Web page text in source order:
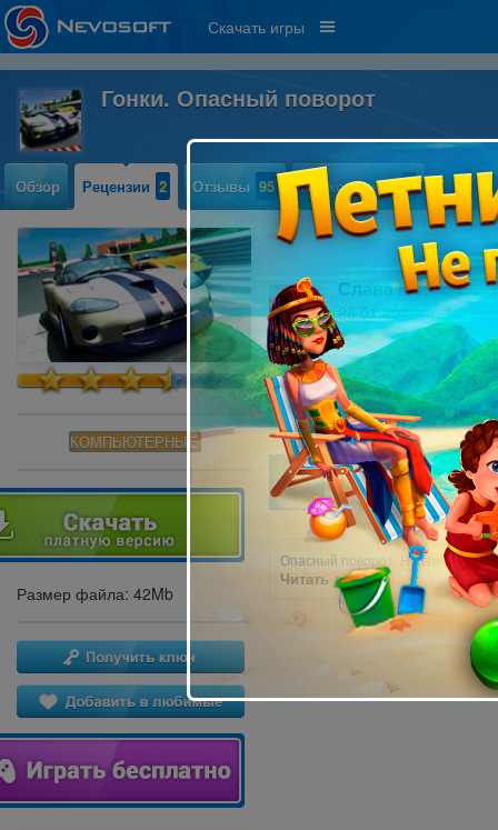
Скачать игры
Гонки. Опасный поворот
Обзор Рецензии 2 Отзывы 95 Прохождение 2
КОМПЬЮТЕРНЫЕ
Размер файла: 42Mb
Слава Мойжес
28.01.2012 12:18
18
жми на газ и вперёд!
Читать далее »
vitautas
15.09.2010 11:47
42
Опасный поворот. Не вписался,
Читать далее »